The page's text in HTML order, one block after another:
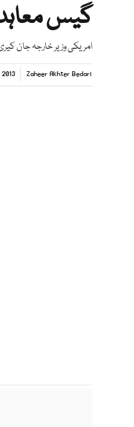
گیس
امریکی وزیر خارجہ جان
Zaheer Akhter Bedari